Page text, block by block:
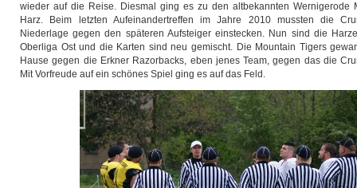
wieder auf die Reise. Diesmal ging es zu den altbekannten Wernigerode
Harz. Beim letzten Aufeinandertreffen im Jahre 2010 mussten die
Niederlage gegen den späteren Aufsteiger einstecken. Nun sind die
Oberliga Ost und die Karten sind neu gemischt. Die Mountain Tigers
Hause gegen die Erkner Razorbacks, eben jenes Team, gegen das die
Mit Vorfreude auf ein schönes Spiel ging es auf das Feld.